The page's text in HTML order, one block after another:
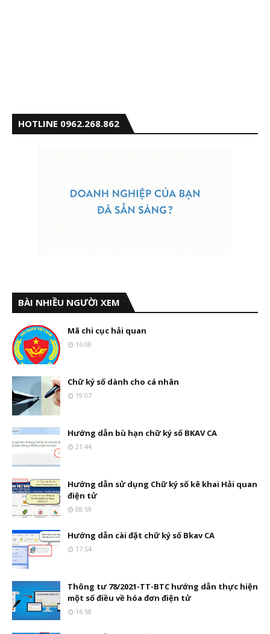
HOTLINE 0962.268.862
BÀI NHIỀU NGƯỜI XEM
Mã chi cục hải quan
16:08
Chữ ký số dành cho cá nhân
19:07
Hướng dẫn bù hạn chữ ký số BKAV CA
21:44
Hướng dẫn sử dụng Chữ ký số kê khai Hải quan
điện tử
08:59
Hướng dẫn cài đặt chữ ký số Bkav CA
17:54
Thông tư 78/2021-TT-BTC hướng dẫn thực hiện
một số điều về hóa đơn điện tử
16:58